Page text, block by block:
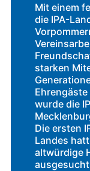
Mit einem
die IPA-
starken
Ehrengäste
wurde die
Die ersten
Landes
altwürdige